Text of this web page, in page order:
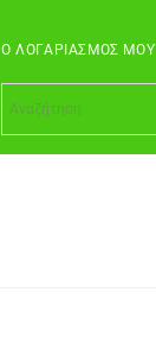
Ο ΛΟΓΑΡΙΑΣΜΌΣ ΜΟΥ